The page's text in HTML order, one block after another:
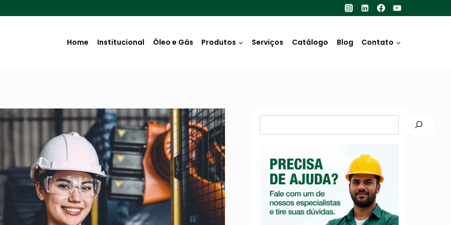
Home Institucional Óleo e Gás Produtos Serviços Catálogo Blog Contato